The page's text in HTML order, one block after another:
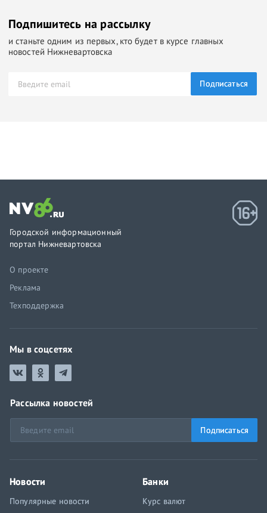
Подпишитесь на рассылку
и станьте одним из первых, кто будет в курсе главных
новостей Нижневартовска
Подписаться
Городской информационный
портал Нижневартовска
О проекте
Реклама
Техподдержка
Мы в соцсетях
Рассылка новостей
Подписаться
Новости
Популярные новости
Банки
Курс валют